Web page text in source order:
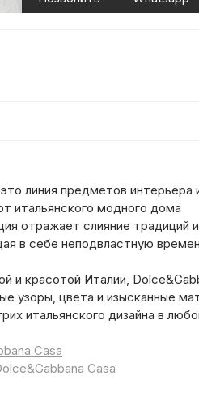
линия предметов интерьера
итальянского модного дома
отражает слияние традиций и
в себе неподвластную
и красотой Италии,
узоры, цвета и изысканные
итальянского дизайна в
Casa
Casa